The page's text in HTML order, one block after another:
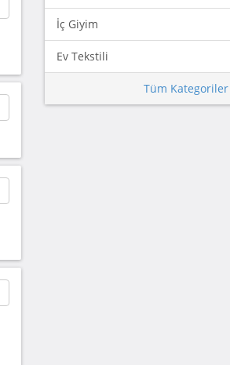
İç Giyim
Ev Tekstili
Tüm Kategoriler